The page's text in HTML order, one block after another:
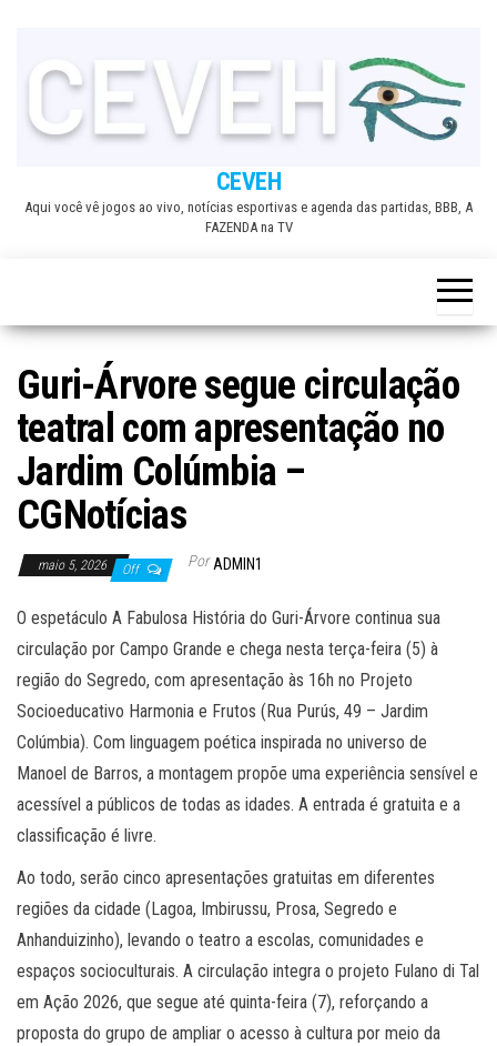
CEVEH
Aqui você vê jogos ao vivo, notícias esportivas e agenda das partidas, BBB, A
FAZENDA na TV
Guri-Árvore segue circulação
teatral com apresentação no
Jardim Colúmbia –
CGNotícias
maio 5, 2026 Off Por ADMIN1
O espetáculo A Fabulosa História do Guri-Árvore continua sua
circulação por Campo Grande e chega nesta terça-feira (5) à
região do Segredo, com apresentação às 16h no Projeto
Socioeducativo Harmonia e Frutos (Rua Purús, 49 – Jardim
Colúmbia). Com linguagem poética inspirada no universo de
Manoel de Barros, a montagem propõe uma experiência sensível e
acessível a públicos de todas as idades. A entrada é gratuita e a
classificação é livre.
Ao todo, serão cinco apresentações gratuitas em diferentes
regiões da cidade (Lagoa, Imbirussu, Prosa, Segredo e
Anhanduizinho), levando o teatro a escolas, comunidades e
espaços socioculturais. A circulação integra o projeto Fulano di Tal
em Ação 2026, que segue até quinta-feira (7), reforçando a
proposta do grupo de ampliar o acesso à cultura por meio da